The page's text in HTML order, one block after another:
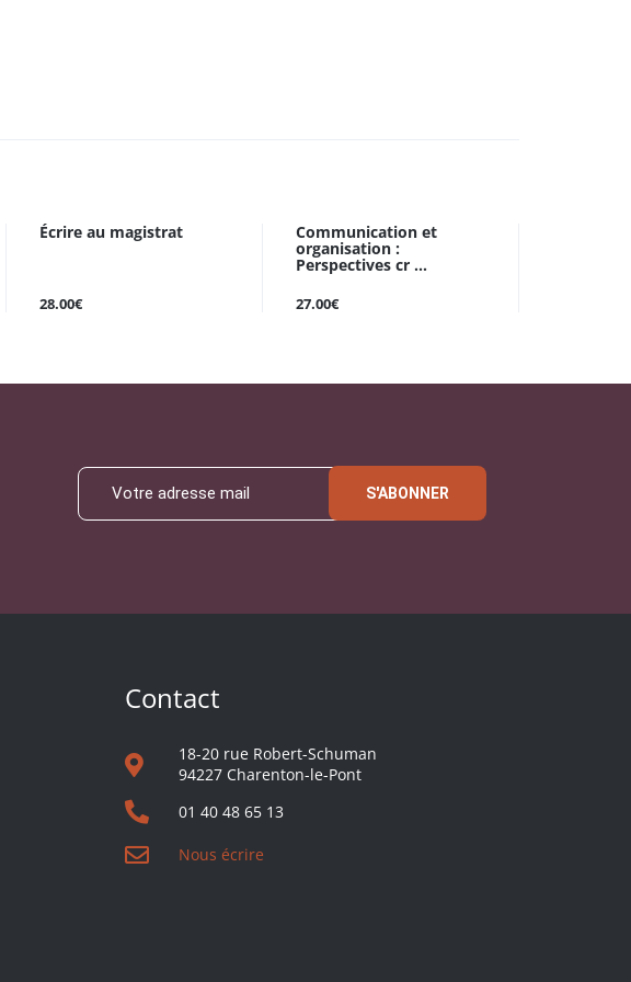
Écrire au magistrat
28.00€
Communication et
organisation :
Perspectives cr ...
27.00€
S'ABONNER
Contact
18-20 rue Robert-Schuman
94227 Charenton-le-Pont
01 40 48 65 13
Nous écrire